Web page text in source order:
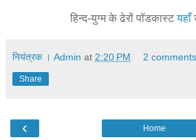
हिन्द-युग्म के ढेरों पॉडकास्टयहाँ
नियंत्रक । Admin at 2:20 PM 2
Share
‹ Home